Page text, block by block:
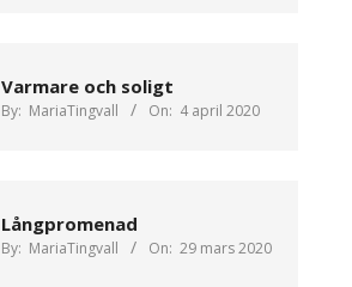
Varmare och soligt
By: MariaTingvall On: 4 april 2020
Långpromenad
By: MariaTingvall On: 29 mars 2020